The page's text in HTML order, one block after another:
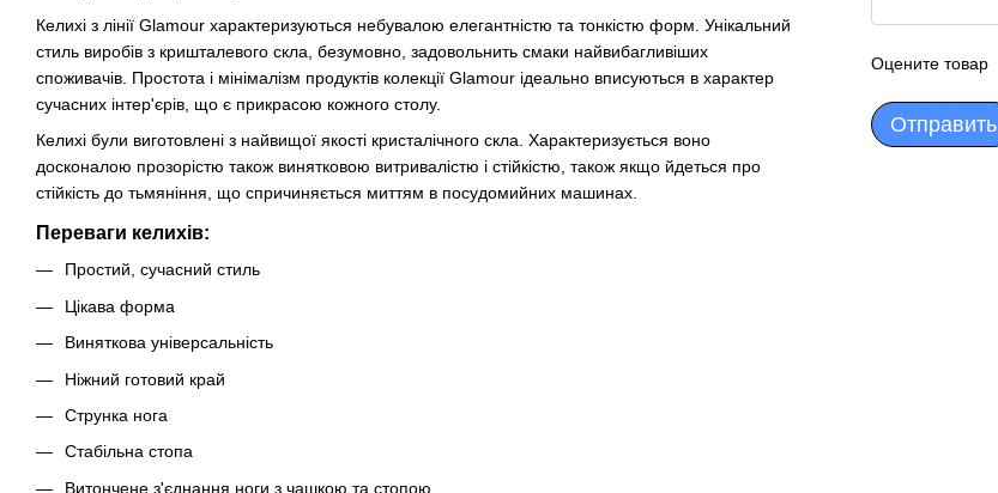
Келихі з лінії Glamour характеризуються небувалою елегантністю та тонкістю форм. Унікальний
стиль виробів з кришталевого скла, безумовно, задовольнить смаки найвибагливіших
споживачів. Простота і мінімалізм продуктів колекції Glamour ідеально вписуються в характер
сучасних інтер'єрів, що є прикрасою кожного столу.
Келихі були виготовлені з найвищої якості кристалічного скла. Характеризується воно
досконалою прозорістю також винятковою витривалістю і стійкістю, також якщо йдеться про
стійкість до тьмяніння, що спричиняється миттям в посудомийних машинах.
Переваги келихів:
Простий, сучасний стиль
Цікава форма
Виняткова універсальність
Ніжний готовий край
Струнка нога
Стабільна стопа
Витончене з'єднання ноги з чашкою та стопою
Оцените товар
Отправить